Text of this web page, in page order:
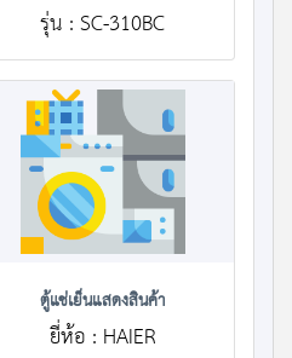
รุ่น : SC-310BC
ตู้แช่เย็นแสดงสินค้า
ยี่ห้อ : HAIER